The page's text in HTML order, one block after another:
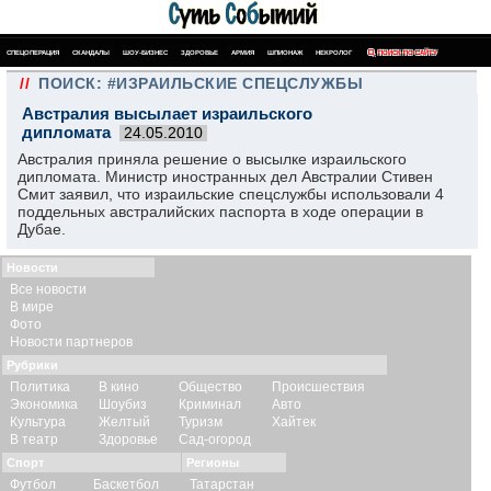
СПЕЦОПЕРАЦИЯ СКАНДАЛЫ ШОУ-БИЗНЕС ЗДОРОВЬЕ АРМИЯ ШПИОНАЖ НЕКРОЛОГ ПОИСК ПО САЙТУ
// ПОИСК: #ИЗРАИЛЬСКИЕ СПЕЦСЛУЖБЫ
Австралия высылает израильского
дипломата
24.05.2010
Австралия приняла решение о высылке израильского
дипломата. Министр иностранных дел Австралии Стивен
Смит заявил, что израильские спецслужбы использовали 4
поддельных австралийских паспорта в ходе операции в
Дубае.
Новости
Все новости
В мире
Фото
Новости партнеров
Рубрики
Политика
Экономика
Культура
В театр
В кино
Шоубиз
Желтый
Здоровье
Общество
Криминал
Туризм
Сад-огород
Происшествия
Авто
Хайтек
Спорт
Футбол
Баскетбол
Регионы
Татарстан